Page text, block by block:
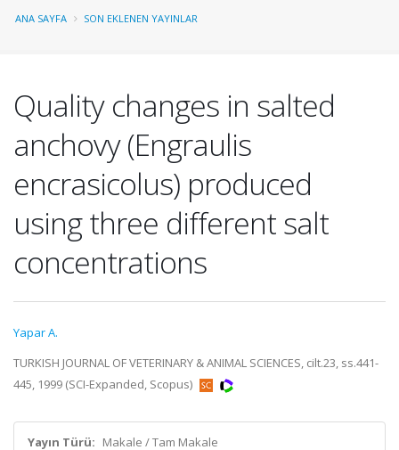
ANA SAYFA SON EKLENEN YAYINLAR
Quality changes in salted
anchovy (Engraulis
encrasicolus) produced
using three different salt
concentrations
Yapar A.
TURKISH JOURNAL OF VETERINARY & ANIMAL SCIENCES, cilt.23, ss.441-
445, 1999 (SCI-Expanded, Scopus)
Yayın Türü: Makale / Tam Makale